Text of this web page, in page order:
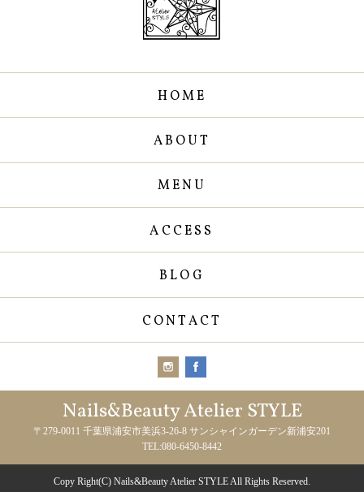
HOME
ABOUT
MENU
ACCESS
BLOG
CONTACT
Nails&Beauty Atelier STYLE
〒279-0011 千葉県浦安市美浜3-26-8 サンシャインガーデン新浦安201
TEL:080-6450-8442
Copy Right(C) Nails&Beauty Atelier STYLE All Rights Reserved.